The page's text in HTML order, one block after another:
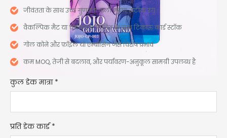
जीवंतता के साथ उच्च गुणवत्ता वाली मुद्रण, सटीक रंग
वैकल्पिक मैट या चमकदार फ़िनिश के साथ टिकाऊ कार्ड स्टॉक
गोल कोने और फ़ॉइल या एम्बॉसिंग जैसे विशेष प्रभाव
कम MOQ, तेजी से बदलाव, और पर्यावरण-अनुकूल सामग्री उपलब्ध है
कुल डेक मात्रा *
प्रति डेक कार्ड *